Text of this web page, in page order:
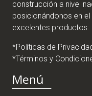
construcción a nivel
posicionándonos en
excelentes productos.
*Políticas de
*Términos y
Menú